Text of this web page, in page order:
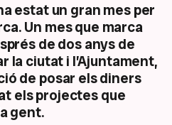
estat un gran mes per
Un mes que marca
de dos anys de
la ciutat i l’Ajuntament,
de posar els diners
els projectes que
gent.